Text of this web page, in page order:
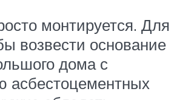
монтируется. Для
возвести основание
дома с
асбестоцементных